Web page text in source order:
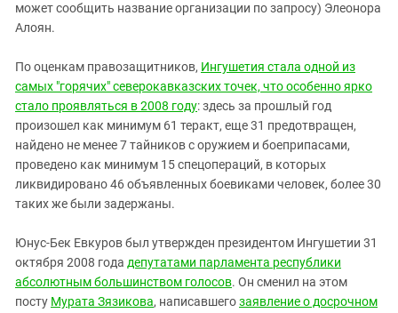
может сообщить название организации по запросу) Элеонора
Алоян.
По оценкам правозащитников, Ингушетия стала одной из
самых "горячих" северокавказских точек, что особенно ярко
стало проявляться в 2008 году: здесь за прошлый год
произошел как минимум 61 теракт, еще 31 предотвращен,
найдено не менее 7 тайников с оружием и боеприпасами,
проведено как минимум 15 спецопераций, в которых
ликвидировано 46 объявленных боевиками человек, более 30
таких же были задержаны.
Юнус-Бек Евкуров был утвержден президентом Ингушетии 31
октября 2008 года депутатами парламента республики
абсолютным большинством голосов. Он сменил на этом
посту Мурата Зязикова, написавшегозаявление о досрочном